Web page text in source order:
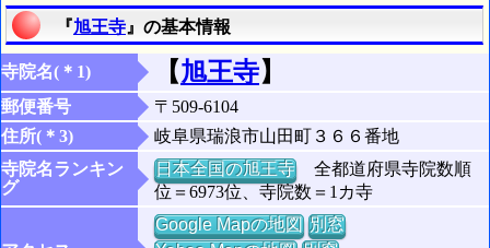
『旭王寺 』の基本情報
寺院名(＊1) 【旭王寺】
郵便番号
〒509-6104
住所(＊3)
岐阜県瑞浪市山田町３６６番地
寺院名ランキン
グ
日本全国の旭王寺全都道府県寺院数順
位＝6973位、寺院数＝1カ寺
Google Mapの地図 別窓